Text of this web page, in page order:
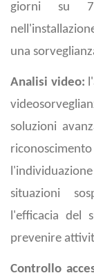
giorni su
una
Analisi video:
soluzioni
situazioni
l'efficacia del
prevenire
Controllo